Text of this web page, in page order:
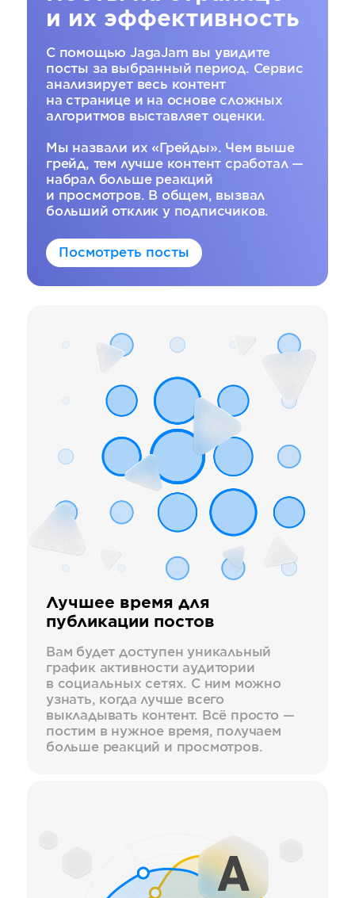
и их эффективность
С помощью JagaJam вы увидите
посты за выбранный период. Сервис
анализирует весь контент
на странице и на основе сложных
алгоритмов выставляет оценки.
Мы назвали их «Грейды». Чем выше
грейд, тем лучше контент сработал —
набрал больше реакций
и просмотров. В общем, вызвал
больший отклик у подписчиков.
Посмотреть посты
Лучшее время для
публикации постов
Вам будет доступен уникальный
график активности аудитории
в социальных сетях. С ним можно
узнать, когда лучше всего
выкладывать контент. Всё просто —
постим в нужное время, получаем
больше реакций и просмотров.